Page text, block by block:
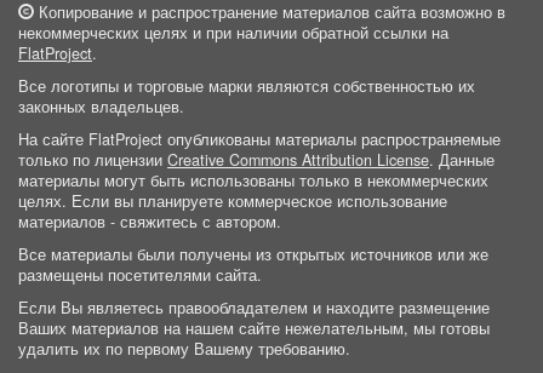
Копирование и распространение материалов сайта возможно в
некоммерческих целях и при наличии обратной ссылки на
FlatProject.
Все логотипы и торговые марки являются собственностью их
законных владельцев.
На сайте FlatProject опубликованы материалы распространяемые
только по лицензии Creative Commons Attribution License. Данные
материалы могут быть использованы только в некоммерческих
целях. Если вы планируете коммерческое использование
материалов - свяжитесь с автором.
Все материалы были получены из открытых источников или же
размещены посетителями сайта.
Если Вы являетесь правообладателем и находите размещение
Ваших материалов на нашем сайте нежелательным, мы готовы
удалить их по первому Вашему требованию.